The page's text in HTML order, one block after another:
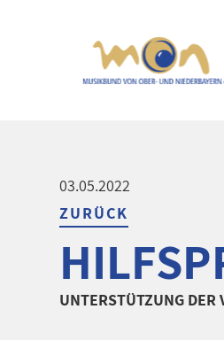
03.05.2022
ZURÜCK
UNTERSTÜTZUNG DER